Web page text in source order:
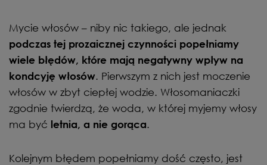
Mycie włosów – niby nic takiego, ale jednak
podczas tej prozaicznej czynności popełniamy
wiele błędów, które mają negatywny wpływ na
kondcyję włosów. Pierwszym z nich jest moczenie
włosów w zbyt ciepłej wodzie. Włosomaniaczki
zgodnie twierdzą, że woda, w której myjemy włosy
ma być letnia, a nie gorąca.
Kolejnym błędem popełniamy dość często, jest